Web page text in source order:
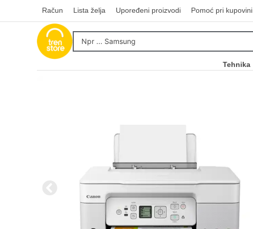
Račun Lista želja Upoređeni proizvodi Pomoć pri kupovini
Tehnika